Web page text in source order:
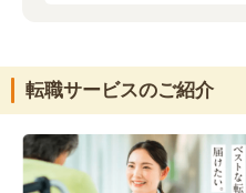
転職サービスのご紹介